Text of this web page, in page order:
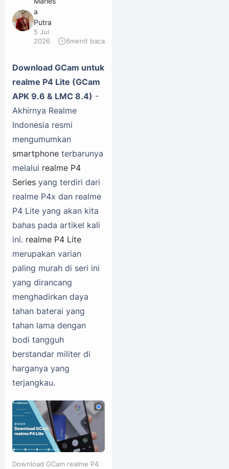
a
Putra
5 Jul
2026
6menit baca
Download GCam untuk
realme P4 Lite (GCam
APK 9.6 & LMC 8.4) -
Akhirnya Realme
Indonesia resmi
mengumumkan
smartphone terbarunya
melalui realme P4
Series yang terdiri dari
realme P4x dan realme
P4 Lite yang akan kita
bahas pada artikel kali
ini. realme P4 Lite
merupakan varian
paling murah di seri ini
yang dirancang
menghadirkan daya
tahan baterai yang
tahan lama dengan
bodi tangguh
berstandar militer di
harganya yang
terjangkau.
Download GCam realme P4